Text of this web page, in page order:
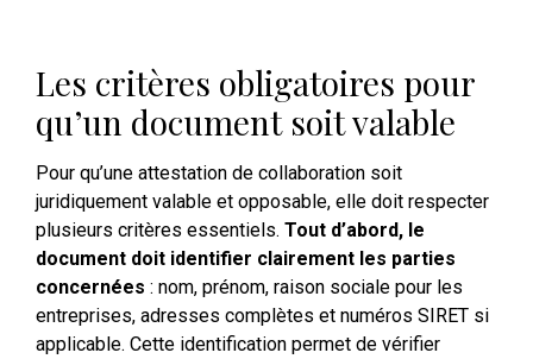
Les critères obligatoires pour
qu’un document soit valable
Pour qu’une attestation de collaboration soit
juridiquement valable et opposable, elle doit respecter
plusieurs critères essentiels. Tout d’abord, le
document doit identifier clairement les parties
concernées : nom, prénom, raison sociale pour les
entreprises, adresses complètes et numéros SIRET si
applicable. Cette identification permet de vérifier